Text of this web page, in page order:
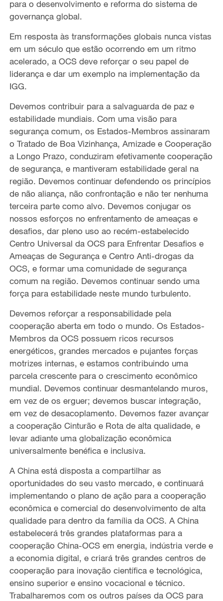
para o desenvolvimento e reforma do sistema de
governança global.
Em resposta às transformações globais nunca vistas
em um século que estão ocorrendo em um ritmo
acelerado, a OCS deve reforçar o seu papel de
liderança e dar um exemplo na implementação da
IGG.
Devemos contribuir para a salvaguarda de paz e
estabilidade mundiais. Com uma visão para
segurança comum, os Estados-Membros assinaram
o Tratado de Boa Vizinhança, Amizade e Cooperação
a Longo Prazo, conduziram efetivamente cooperação
de segurança, e mantiveram estabilidade geral na
região. Devemos continuar defendendo os princípios
de não aliança, não confrontação e não ter nenhuma
terceira parte como alvo. Devemos conjugar os
nossos esforços no enfrentamento de ameaças e
desafios, dar pleno uso ao recém-estabelecido
Centro Universal da OCS para Enfrentar Desafios e
Ameaças de Segurança e Centro Anti-drogas da
OCS, e formar uma comunidade de segurança
comum na região. Devemos continuar sendo uma
força para estabilidade neste mundo turbulento.
Devemos reforçar a responsabilidade pela
cooperação aberta em todo o mundo. Os Estados-
Membros da OCS possuem ricos recursos
energéticos, grandes mercados e pujantes forças
motrizes internas, e estamos contribuindo uma
parcela crescente para o crescimento econômico
mundial. Devemos continuar desmantelando muros,
em vez de os erguer; devemos buscar integração,
em vez de desacoplamento. Devemos fazer avançar
a cooperação Cinturão e Rota de alta qualidade, e
levar adiante uma globalização econômica
universalmente benéfica e inclusiva.
A China está disposta a compartilhar as
oportunidades do seu vasto mercado, e continuará
implementando o plano de ação para a cooperação
econômica e comercial do desenvolvimento de alta
qualidade para dentro da família da OCS. A China
estabelecerá três grandes plataformas para a
cooperação China-OCS em energia, indústria verde e
a economia digital, e criará três grandes centros de
cooperação para inovação científica e tecnológica,
ensino superior e ensino vocacional e técnico.
Trabalharemos com os outros países da OCS para